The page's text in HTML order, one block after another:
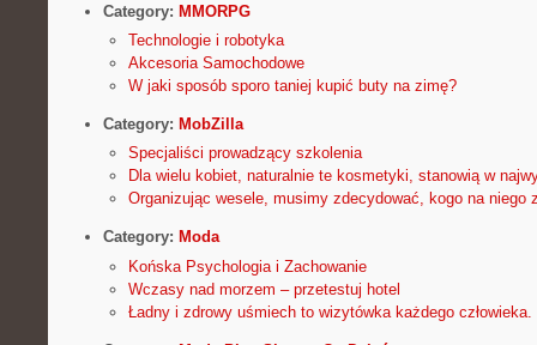
Category: MMORPG
Technologie i robotyka
Akcesoria Samochodowe
W jaki sposób sporo taniej kupić buty na zimę?
Category: MobZilla
Specjaliści prowadzący szkolenia
Dla wielu kobiet, naturalnie te kosmetyki, stanowią w
Organizując wesele, musimy zdecydować, kogo na niego
Category: Moda
Końska Psychologia i Zachowanie
Wczasy nad morzem – przetestuj hotel
Ładny i zdrowy uśmiech to wizytówka każdego